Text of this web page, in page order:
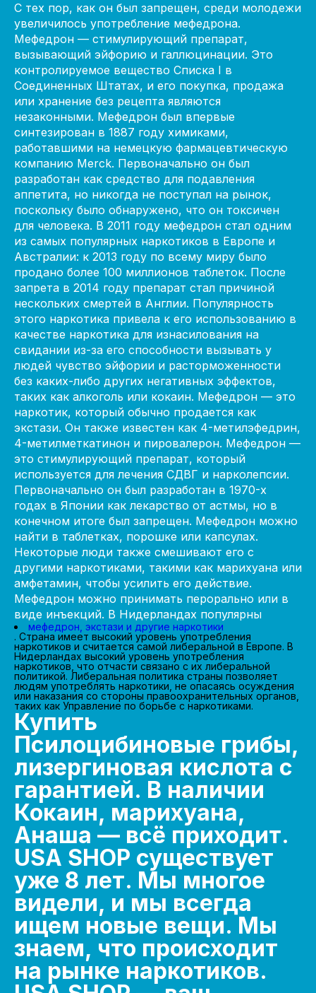
С тех пор, как он был запрещен, среди молодежи
увеличилось употребление мефедрона.
Мефедрон — стимулирующий препарат,
вызывающий эйфорию и галлюцинации. Это
контролируемое вещество Списка I в
Соединенных Штатах, и его покупка, продажа
или хранение без рецепта являются
незаконными. Мефедрон был впервые
синтезирован в 1887 году химиками,
работавшими на немецкую фармацевтическую
компанию Merck. Первоначально он был
разработан как средство для подавления
аппетита, но никогда не поступал на рынок,
поскольку было обнаружено, что он токсичен
для человека. В 2011 году мефедрон стал одним
из самых популярных наркотиков в Европе и
Австралии: к 2013 году по всему миру было
продано более 100 миллионов таблеток. После
запрета в 2014 году препарат стал причиной
нескольких смертей в Англии. Популярность
этого наркотика привела к его использованию в
качестве наркотика для изнасилования на
свидании из-за его способности вызывать у
людей чувство эйфории и расторможенности
без каких-либо других негативных эффектов,
таких как алкоголь или кокаин. Мефедрон — это
наркотик, который обычно продается как
экстази. Он также известен как 4-метилэфедрин,
4-метилметкатинон и пировалерон. Мефедрон —
это стимулирующий препарат, который
используется для лечения СДВГ и нарколепсии.
Первоначально он был разработан в 1970-х
годах в Японии как лекарство от астмы, но в
конечном итоге был запрещен. Мефедрон можно
найти в таблетках, порошке или капсулах.
Некоторые люди также смешивают его с
другими наркотиками, такими как марихуана или
амфетамин, чтобы усилить его действие.
Мефедрон можно принимать перорально или в
виде инъекций. В Нидерландах популярны
мефедрон, экстази и другие наркотики
. Страна имеет высокий уровень употребления
наркотиков и считается самой либеральной в Европе. В
Нидерландах высокий уровень употребления
наркотиков, что отчасти связано с их либеральной
политикой. Либеральная политика страны позволяет
людям употреблять наркотики, не опасаясь осуждения
или наказания со стороны правоохранительных органов,
таких как Управление по борьбе с наркотиками.
Купить
Псилоцибиновые грибы,
лизергиновая кислота с
гарантией. В наличии
Кокаин, марихуана,
Анаша — всё приходит.
USA SHOP существует
уже 8 лет. Мы многое
видели, и мы всегда
ищем новые вещи. Мы
знаем, что происходит
на рынке наркотиков.